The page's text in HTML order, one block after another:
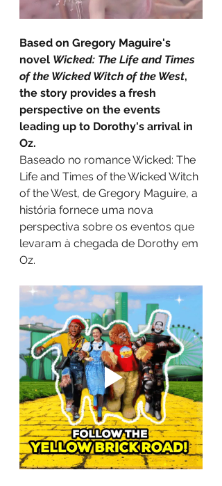
Based on Gregory Maguire's
novel Wicked: The Life and Times
of the Wicked Witch of the West,
the story provides a fresh
perspective on the events
leading up to Dorothy's arrival in
Oz.
Baseado no romance Wicked: The
Life and Times of the Wicked Witch
of the West, de Gregory Maguire, a
história fornece uma nova
perspectiva sobre os eventos que
levaram à chegada de Dorothy em
Oz.